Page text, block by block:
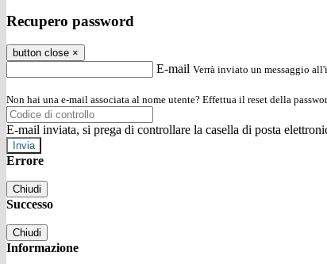
Recupero password
button close ×
E-mail Verrà inviato un messaggio
Non hai una e-mail associata al nome utente? Effettua il reset della
E-mail inviata, si prega di controllare la casella di posta
Errore
Chiudi
Successo
Chiudi
Informazione